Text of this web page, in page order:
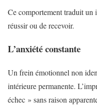
Ce comportement traduit un
réussir ou de recevoir.
L’anxiété constante
Un frein émotionnel non
intérieure permanente.
échec » sans raison